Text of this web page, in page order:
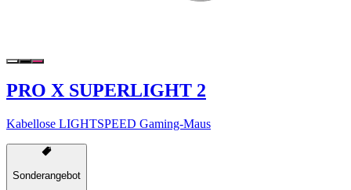
PRO X SUPERLIGHT 2
Kabellose LIGHTSPEED Gaming-Maus
Sonderangebot